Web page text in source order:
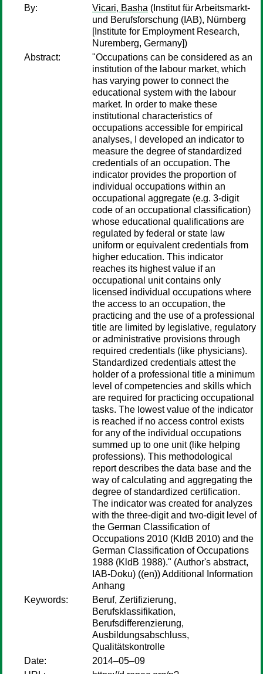
By:
Vicari, Basha (Institut für Arbeitsmarkt-
und Berufsforschung (IAB), Nürnberg
[Institute for Employment Research,
Nuremberg, Germany])
Abstract:
"Occupations can be considered as an
institution of the labour market, which
has varying power to connect the
educational system with the labour
market. In order to make these
institutional characteristics of
occupations accessible for empirical
analyses, I developed an indicator to
measure the degree of standardized
credentials of an occupation. The
indicator provides the proportion of
individual occupations within an
occupational aggregate (e.g. 3-digit
code of an occupational classification)
whose educational qualifications are
regulated by federal or state law
uniform or equivalent credentials from
higher education. This indicator
reaches its highest value if an
occupational unit contains only
licensed individual occupations where
the access to an occupation, the
practicing and the use of a professional
title are limited by legislative, regulatory
or administrative provisions through
required credentials (like physicians).
Standardized credentials attest the
holder of a professional title a minimum
level of competencies and skills which
are required for practicing occupational
tasks. The lowest value of the indicator
is reached if no access control exists
for any of the individual occupations
summed up to one unit (like helping
professions). This methodological
report describes the data base and the
way of calculating and aggregating the
degree of standardized certification.
The indicator was created for analyzes
with the three-digit and two-digit level of
the German Classification of
Occupations 2010 (KldB 2010) and the
German Classification of Occupations
1988 (KldB 1988)." (Author's abstract,
IAB-Doku) ((en)) Additional Information
Anhang
Keywords:
Beruf, Zertifizierung,
Berufsklassifikation,
Berufsdifferenzierung,
Ausbildungsabschluss,
Qualitätskontrolle
Date:
2014–05–09